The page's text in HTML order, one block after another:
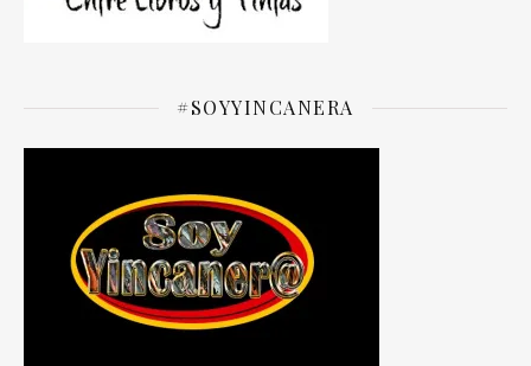
#SOYYINCANERA